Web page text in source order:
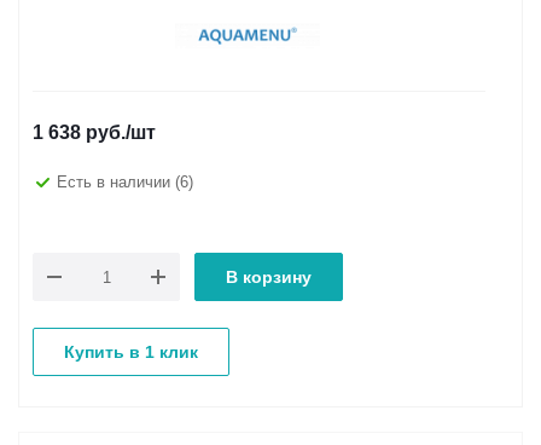
1 638 руб./шт
Есть в наличии (6)
В корзину
Купить в 1 клик